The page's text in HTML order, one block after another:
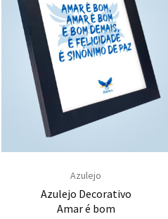
Azulejo
Azulejo Decorativo
Amar é bom